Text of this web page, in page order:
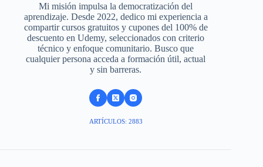
Mi misión impulsa la democratización del
aprendizaje. Desde 2022, dedico mi experiencia a
compartir cursos gratuitos y cupones del 100% de
descuento en Udemy, seleccionados con criterio
técnico y enfoque comunitario. Busco que
cualquier persona acceda a formación útil, actual
y sin barreras.
ARTÍCULOS: 2883